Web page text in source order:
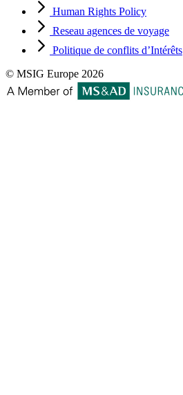
Human Rights Policy
Reseau agences de voyage
Politique de conflits d’Intérêts
© MSIG Europe 2026